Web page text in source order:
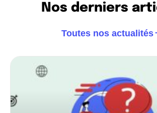
Nos derniers
Toutes nos actualités